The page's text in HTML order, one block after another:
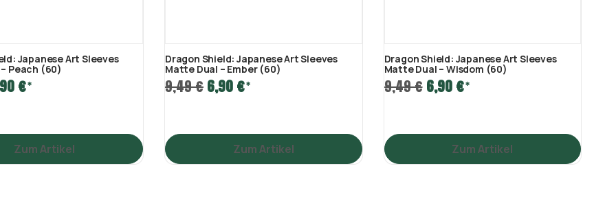
Japanese Art Sleeves
Peach (60)
€*
Zum Artikel
Dragon Shield: Japanese Art Sleeves
Matte Dual – Ember (60)
9,49 €6,90 €*
Zum Artikel
Dragon Shield: Japanese Art Sleeves
Matte Dual – Wisdom (60)
9,49 € 6,90 €*
Zum Artikel